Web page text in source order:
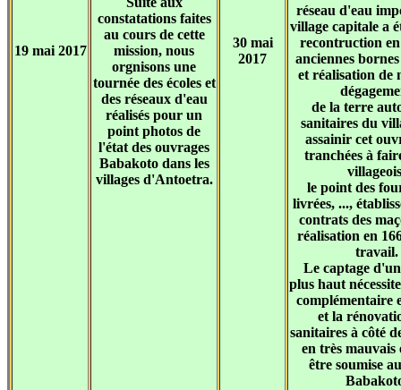
19 mai 2017
constatations faites
au cours de cette
mission, nous
orgnisons une
tournée des écoles et
des réseaux d'eau
réalisés pour un
point photos de
l'état des ouvrages
Babakoto dans les
villages d'Antoetra.
30 mai
2017
réseau d'eau
village capitale a
recontruction en
anciennes
et réalisation de
de la terre
sanitaires du
assainir cet
tranchées à
le point des
livrées, ...,
contrats des
réalisation en
travail.
Le captage
plus haut
complémentaire
et la
sanitaires à côté
en très mauvais
être soumise